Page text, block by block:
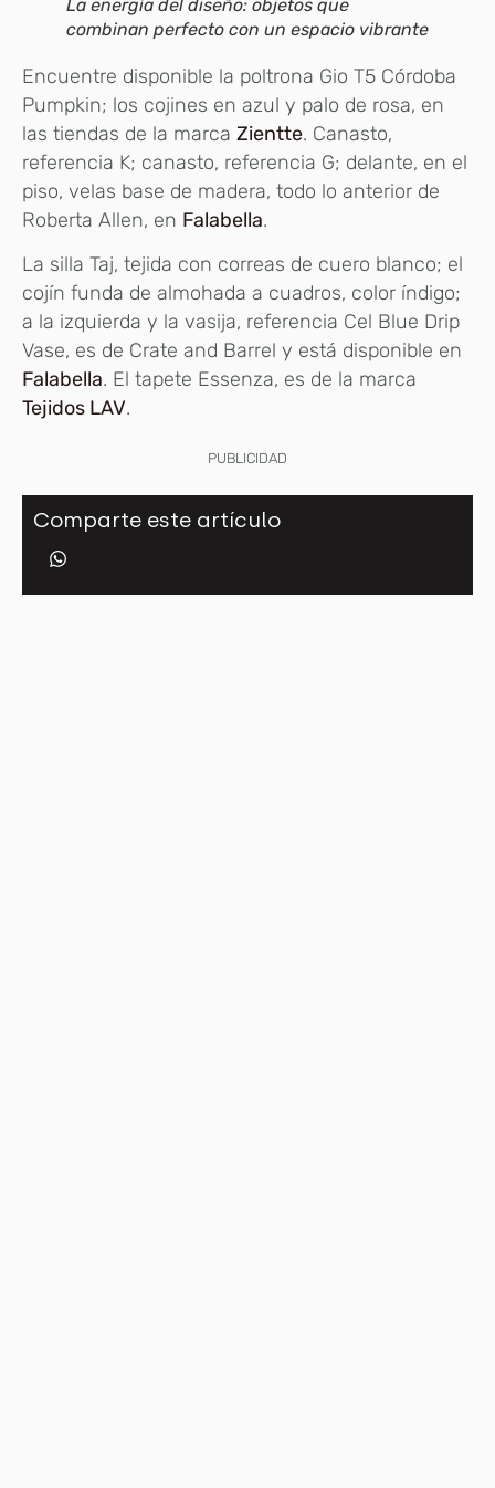
La energía del diseño: objetos que
combinan perfecto con un espacio vibrante
Encuentre disponible la poltrona Gio T5 Córdoba
Pumpkin; los cojines en azul y palo de rosa, en
las tiendas de la marca Zientte. Canasto,
referencia K; canasto, referencia G; delante, en el
piso, velas base de madera, todo lo anterior de
Roberta Allen, en Falabella.
La silla Taj, tejida con correas de cuero blanco; el
cojín funda de almohada a cuadros, color índigo;
a la izquierda y la vasija, referencia Cel Blue Drip
Vase, es de Crate and Barrel y está disponible en
Falabella. El tapete Essenza, es de la marca
Tejidos LAV.
PUBLICIDAD
Comparte este artículo